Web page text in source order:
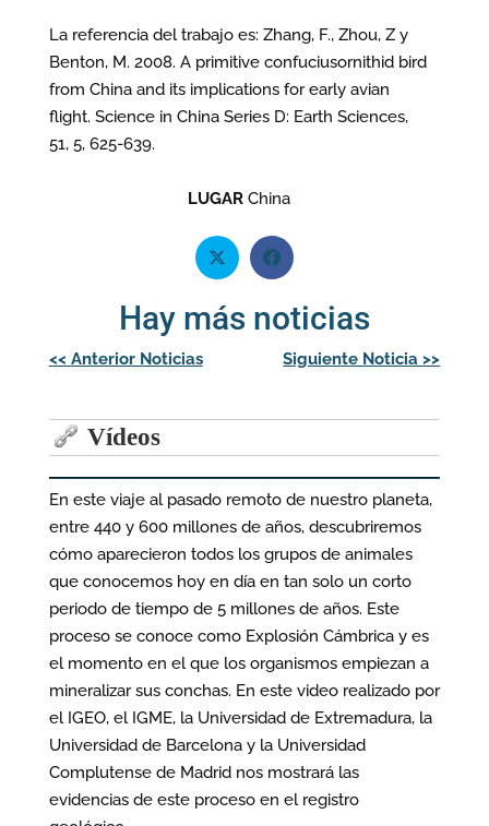
La referencia del trabajo es: Zhang, F., Zhou, Z y
Benton, M. 2008. A primitive confuciusornithid bird
from China and its implications for early avian
flight. Science in China Series D: Earth Sciences,
51, 5, 625-639.
LUGARChina
Hay más noticias
Navegación
de
<< Anterior Noticias Siguiente Noticia >>
Vídeos
En este viaje al pasado remoto de nuestro planeta,
entre 440 y 600 millones de años, descubriremos
cómo aparecieron todos los grupos de animales
que conocemos hoy en día en tan solo un corto
periodo de tiempo de 5 millones de años. Este
proceso se conoce como Explosión Cámbrica y es
el momento en el que los organismos empiezan a
mineralizar sus conchas. En este video realizado por
el IGEO, el IGME, la Universidad de Extremadura, la
Universidad de Barcelona y la Universidad
Complutense de Madrid nos mostrará las
evidencias de este proceso en el registro